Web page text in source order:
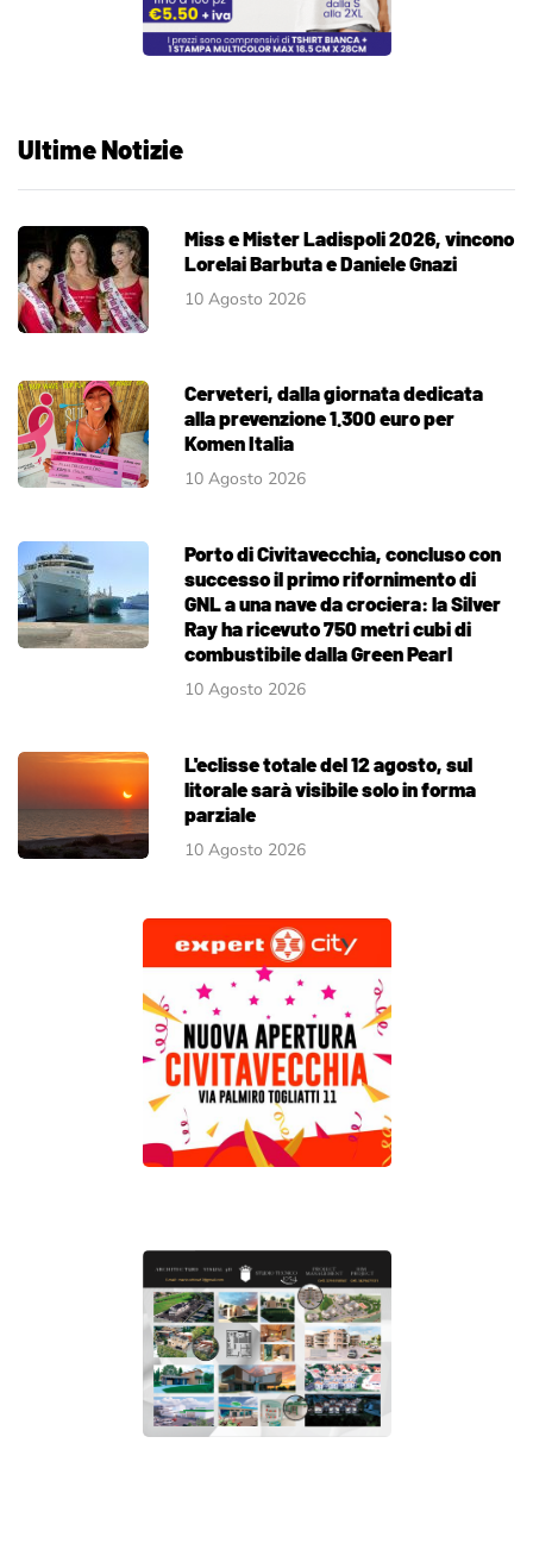
Ultime Notizie
Miss e Mister Ladispoli 2026, vincono
Lorelai Barbuta e Daniele Gnazi
10 Agosto 2026
Cerveteri, dalla giornata dedicata
alla prevenzione 1.300 euro per
Komen Italia
10 Agosto 2026
Porto di Civitavecchia, concluso con
successo il primo rifornimento di
GNL a una nave da crociera: la Silver
Ray ha ricevuto 750 metri cubi di
combustibile dalla Green Pearl
10 Agosto 2026
L'eclisse totale del 12 agosto, sul
litorale sarà visibile solo in forma
parziale
10 Agosto 2026